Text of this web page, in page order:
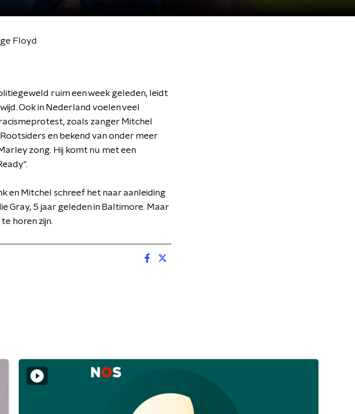
Floyd
ruim een week geleden, leidt
Ook in Nederland voelen veel
zoals zanger Mitchel
en bekend van onder meer
zong. Hij komt nu met een
en Mitchel schreef het naar aanleiding
Gray, 5 jaar geleden in Baltimore. Maar
horen zijn.